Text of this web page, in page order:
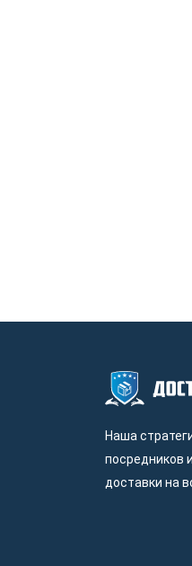
Наша
посредников
доставки на